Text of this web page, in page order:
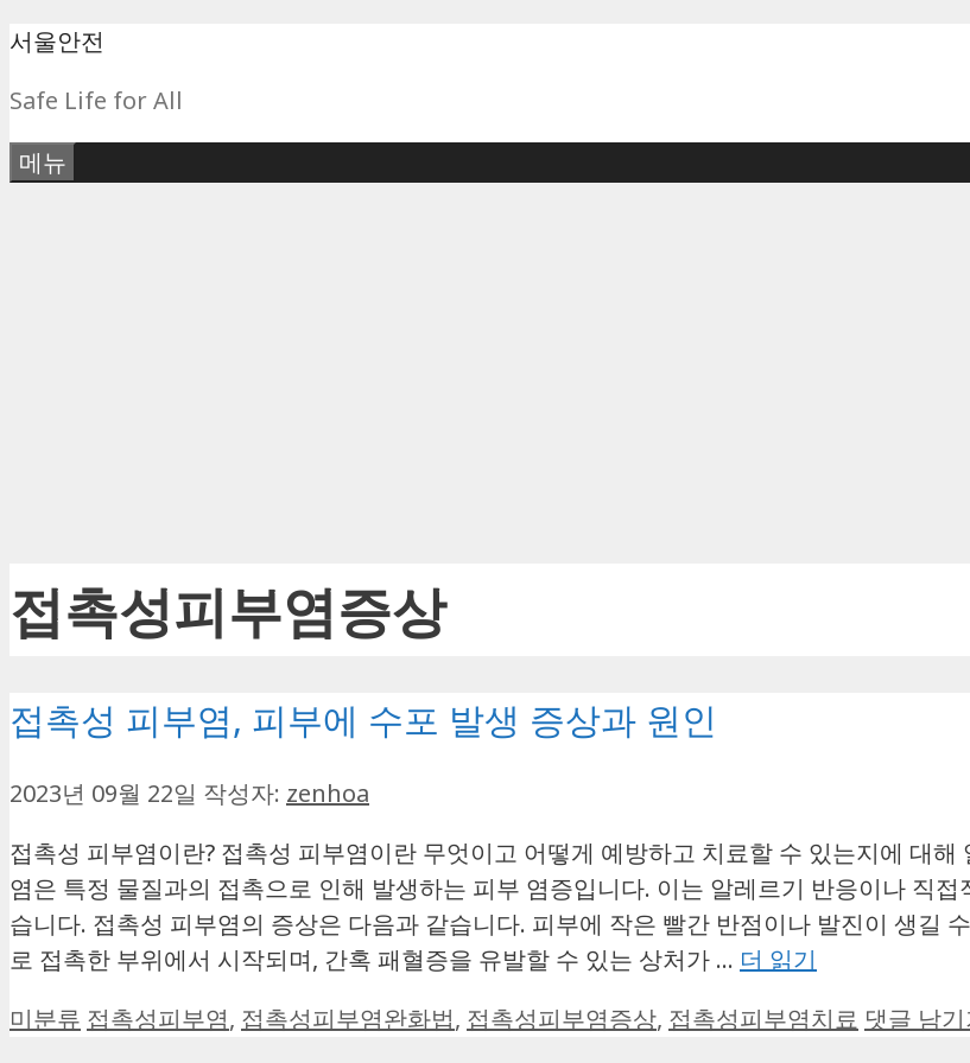
컨
츠
로
건
서울안전
Safe Life for All
메뉴
접촉성피부염증상
접촉성 피부염, 피부에 수포 발생 증상과 원인
2023년 09월 22일 작성자: zenhoa
접촉성 피부염이란? 접촉성 피부염이란 무엇이고 어떻게 예방하고 치료할 수 있는지에 대해
염은 특정 물질과의 접촉으로 인해 발생하는 피부 염증입니다. 이는 알레르기 반응이나 직접
습니다. 접촉성 피부염의 증상은 다음과 같습니다. 피부에 작은 빨간 반점이나 발진이 생길
로 접촉한 부위에서 시작되며, 간혹 패혈증을 유발할 수 있는 상처가 … 더 읽기
카
미분류 태
접촉성피부염, 접촉성피부염완화법, 접촉성피부염증상, 접촉성피부염치료 댓글 남기